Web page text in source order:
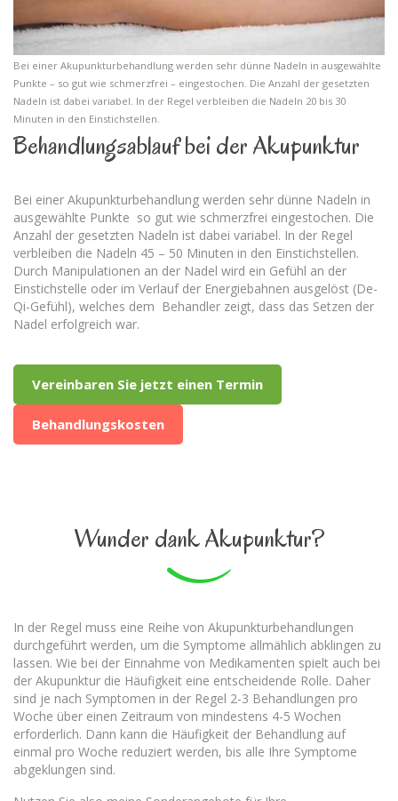
Bei einer Akupunkturbehandlung werden sehr dünne Nadeln in ausgewählte
Punkte – so gut wie schmerzfrei – eingestochen. Die Anzahl der gesetzten
Nadeln ist dabei variabel. In der Regel verbleiben die Nadeln 20 bis 30
Minuten in den Einstichstellen.
Behandlungsablauf bei der Akupunktur
Bei einer Akupunkturbehandlung werden sehr dünne Nadeln in
ausgewählte Punkte so gut wie schmerzfrei eingestochen. Die
Anzahl der gesetzten Nadeln ist dabei variabel. In der Regel
verbleiben die Nadeln 45 – 50 Minuten in den Einstichstellen.
Durch Manipulationen an der Nadel wird ein Gefühl an der
Einstichstelle oder im Verlauf der Energiebahnen ausgelöst (De-
Qi-Gefühl), welches dem Behandler zeigt, dass das Setzen der
Nadel erfolgreich war.
Vereinbaren Sie jetzt einen Termin
Behandlungskosten
Wunder dank Akupunktur?
In der Regel muss eine Reihe von Akupunkturbehandlungen
durchgeführt werden, um die Symptome allmählich abklingen zu
lassen. Wie bei der Einnahme von Medikamenten spielt auch bei
der Akupunktur die Häufigkeit eine entscheidende Rolle. Daher
sind je nach Symptomen in der Regel 2-3 Behandlungen pro
Woche über einen Zeitraum von mindestens 4-5 Wochen
erforderlich. Dann kann die Häufigkeit der Behandlung auf
einmal pro Woche reduziert werden, bis alle Ihre Symptome
abgeklungen sind.